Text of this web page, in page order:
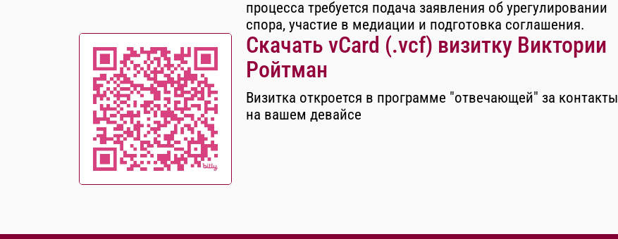
процесса требуется подача заявления об урегулировании
спора, участие в медиации и подготовка соглашения.
Скачать vCard (.vcf) визитку Виктории
Ройтман
Визитка откроется в программе "отвечающей" за контакты
на вашем девайсе